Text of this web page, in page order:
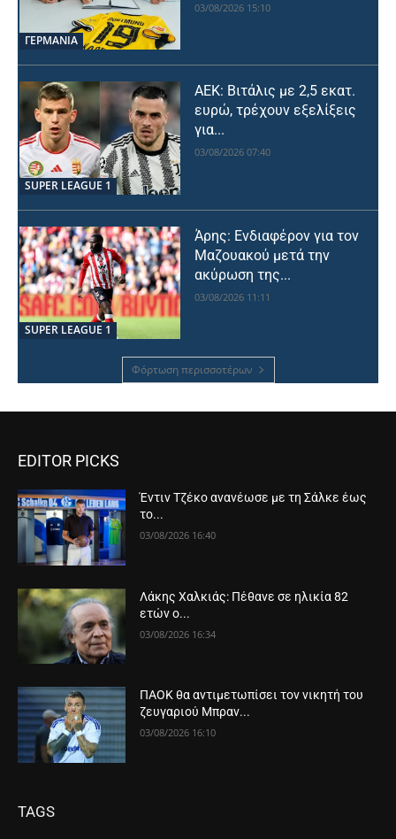
ΓΕΡΜΑΝΙΑ
03/08/2026 15:10
SUPER LEAGUE 1
ΑΕΚ: Βιτάλις με 2,5 εκατ.
ευρώ, τρέχουν εξελίξεις
για...
03/08/2026 07:40
SUPER LEAGUE 1
Άρης: Ενδιαφέρον για τον
Μαζουακού μετά την
ακύρωση της...
03/08/2026 11:11
Φόρτωση περισσοτέρων
EDITOR PICKS
Έντιν Τζέκο ανανέωσε με τη Σάλκε έως
το...
03/08/2026 16:40
Λάκης Χαλκιάς: Πέθανε σε ηλικία 82
ετών ο...
03/08/2026 16:34
ΠΑΟΚ θα αντιμετωπίσει τον νικητή του
ζευγαριού Μπραν...
03/08/2026 16:10
TAGS